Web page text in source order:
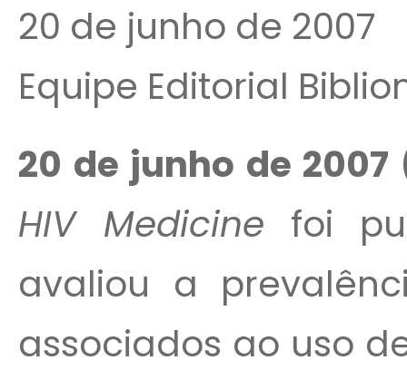
20 de junho de 2007
Equipe Editorial
20 de junho de
HIV Medicine foi
avaliou a
associados ao uso